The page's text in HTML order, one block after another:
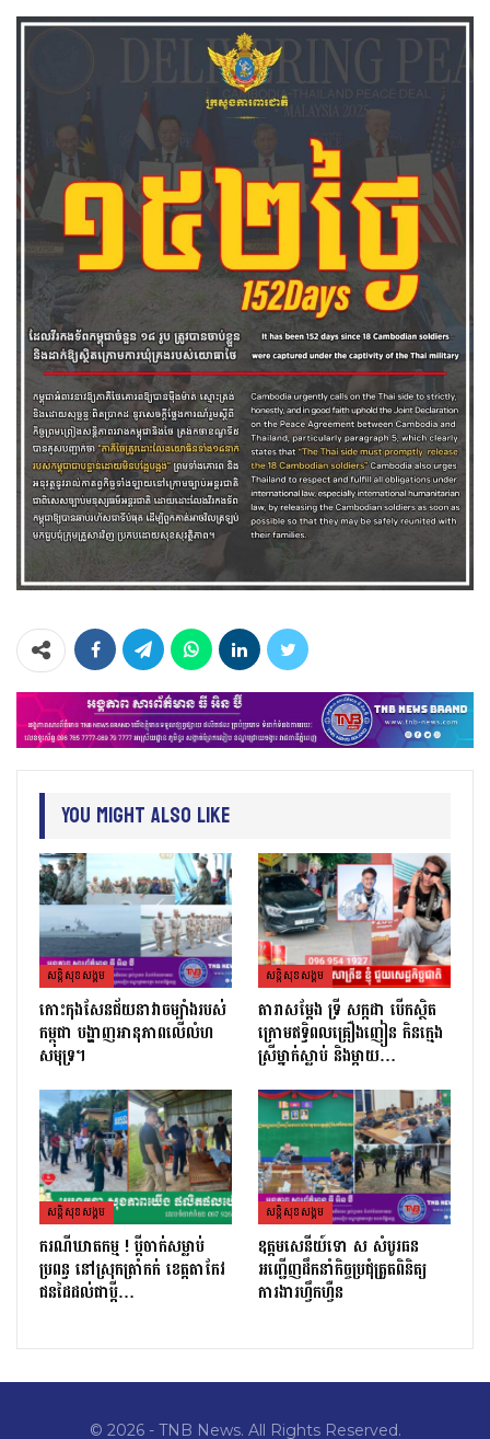
You Might Also Like
សន្តិសុខសង្គម
កោះកុងសែនជ័យនាវាចម្បាំងរបស់
កម្ពុជា បង្ហាញអានុភាពលើលំហ
សមុទ្រ។
សន្តិសុខសង្គម
តារាសម្ដែង ទ្រី សក្កដា បើកស្ថិត
ក្រោមឥទ្ធិពលគ្រឿងញៀន កិនក្មេង
ស្រីម្នាក់ស្លាប់ និងម្ដាយ…
សន្តិសុខសង្គម
ករណីឃាតកម្ម ! ប្ដីចាក់សម្លាប់
ប្រពន្ធ នៅស្រុកត្រាំកក់ ខេត្តតាកែវ
ជនដៃដល់ជាប្ដី…
សន្តិសុខសង្គម
ឧត្តមសេនីយ៍ទោ ស សំបូរធន
អញ្ជើញដឹកនាំកិច្ចប្រជុំត្រួតពិនិត្យ​
ការងារហ្វឹកហ្វឺន
© 2026 - TNB News. All Rights Reserved.